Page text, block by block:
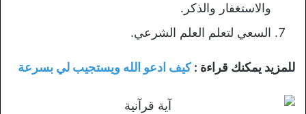
والاستغفار والذكر.
السعي لتعلم العلم الشرعي.
للمزيد يمكنك قراءة :كيف ادعو الله ويستجيب لي بسرعة